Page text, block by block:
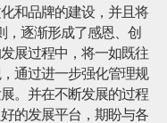
和品牌的建设，并且将
，逐渐形成了感恩、创
展过程中，将一如既往
通过进一步强化管理规
。并在不断发展的过程
的发展平台，期盼与各